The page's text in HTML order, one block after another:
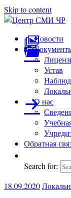
Skip to content
Центр
СМИ
подготовка
переподготовка
работников
Новости
Устав
О нас
Обратная
Search for:
18.09.2020